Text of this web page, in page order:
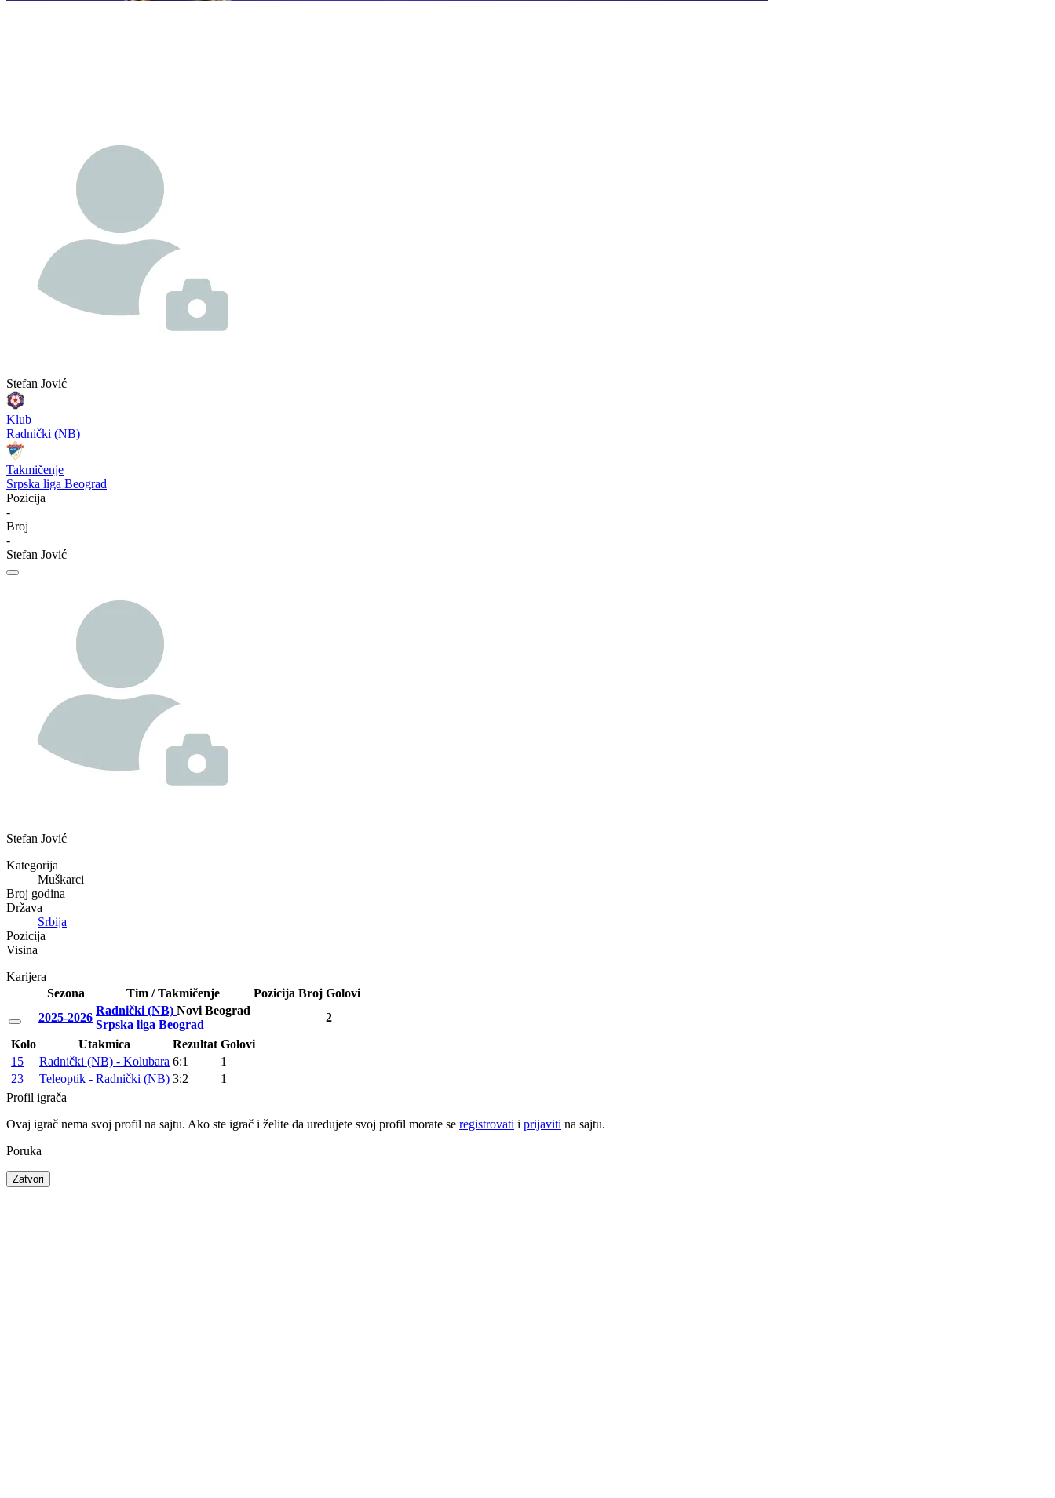
Stefan Jović
Klub
Radnički (NB)
Takmičenje
Srpska liga Beograd
Pozicija
-
Broj
-
Stefan Jović
Stefan Jović
Kategorija
Muškarci
Broj godina
Država
Srbija
Pozicija
Visina
Karijera
Sezona
Tim / Takmičenje Pozicija Broj Golovi
2025-2026
Radnički (NB) Novi Beograd
Srpska liga Beograd
2
Kolo
Utakmica Rezultat Golovi
15
Radnički (NB) - Kolubara 6:1
1
23
Teleoptik - Radnički (NB) 3:2
1
Profil igrača
Ovaj igrač nema svoj profil na sajtu. Ako ste igrač i želite da uređujete svoj profil morate se registrovati i prijaviti na sajtu.
Poruka
Zatvori